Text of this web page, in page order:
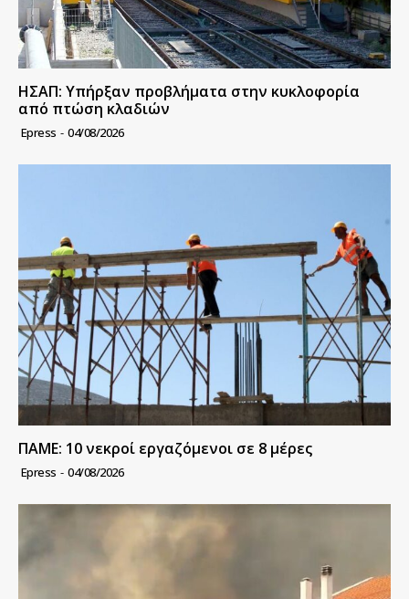
ΗΣΑΠ: Υπήρξαν προβλήματα στην κυκλοφορία
από πτώση κλαδιών
Epress - 04/08/2026
ΠΑΜΕ: 10 νεκροί εργαζόμενοι σε 8 μέρες
Epress - 04/08/2026